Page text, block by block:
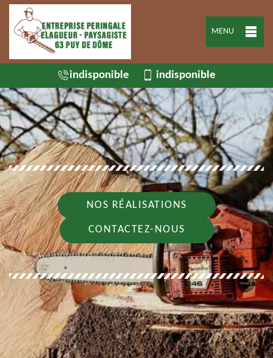
MENU
indisponible indisponible
NOS RÉALISATIONS
CONTACTEZ-NOUS